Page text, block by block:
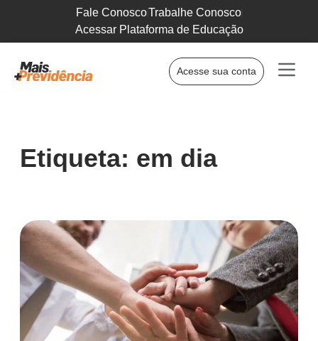
Fale ConoscoTrabalhe Conosco
Acessar Plataforma de Educação
Acesse sua conta
Etiqueta: em dia